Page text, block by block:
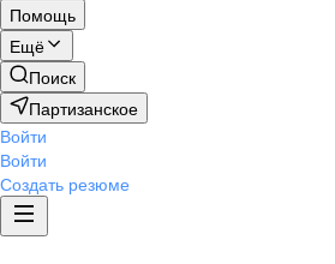
Помощь
Ещё
Поиск
Партизанское
Войти
Войти
Создать резюме